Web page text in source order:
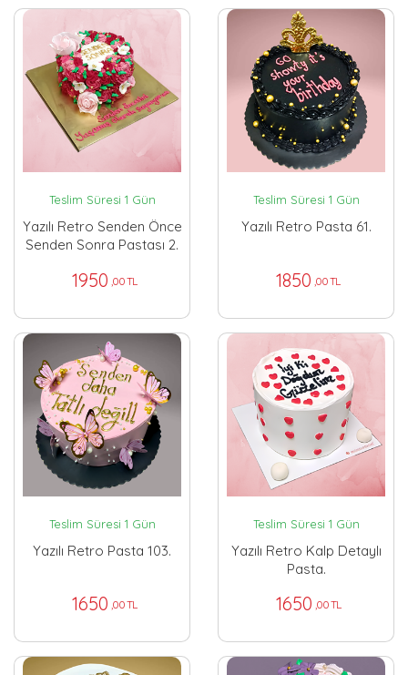
Teslim Süresi 1 Gün
Yazılı Retro Senden Önce
Senden Sonra Pastası 2.
1950 ,00 TL
Teslim Süresi 1 Gün
Yazılı Retro Pasta 61.
1850 ,00 TL
Teslim Süresi 1 Gün
Yazılı Retro Pasta 103.
1650 ,00 TL
Teslim Süresi 1 Gün
Yazılı Retro Kalp Detaylı
Pasta.
1650 ,00 TL